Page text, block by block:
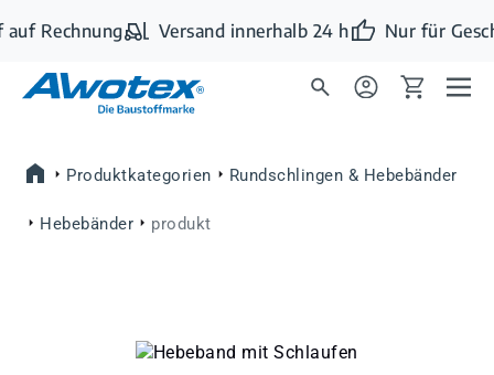
Zum Hauptinhalt springen
Rechnung Versand innerhalb 24 h Nur für
Produktkategorien Rundschlingen & Hebebänder
Hebebänder produkt
Bildergalerie überspringen